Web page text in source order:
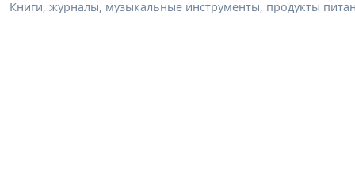
Книги, журналы, музыкальные инструменты, продукты